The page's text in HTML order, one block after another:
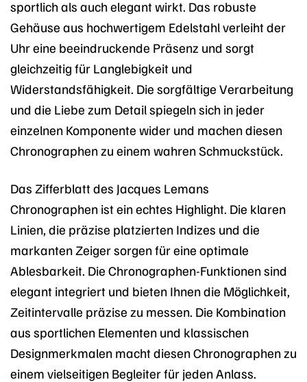
sportlich als auch elegant wirkt. Das robuste
Gehäuse aus hochwertigem Edelstahl verleiht der
Uhr eine beeindruckende Präsenz und sorgt
gleichzeitig für Langlebigkeit und
Widerstandsfähigkeit. Die sorgfältige Verarbeitung
und die Liebe zum Detail spiegeln sich in jeder
einzelnen Komponente wider und machen diesen
Chronographen zu einem wahren Schmuckstück.
Das Zifferblatt des Jacques Lemans
Chronographen ist ein echtes Highlight. Die klaren
Linien, die präzise platzierten Indizes und die
markanten Zeiger sorgen für eine optimale
Ablesbarkeit. Die Chronographen-Funktionen sind
elegant integriert und bieten Ihnen die Möglichkeit,
Zeitintervalle präzise zu messen. Die Kombination
aus sportlichen Elementen und klassischen
Designmerkmalen macht diesen Chronographen zu
einem vielseitigen Begleiter für jeden Anlass.